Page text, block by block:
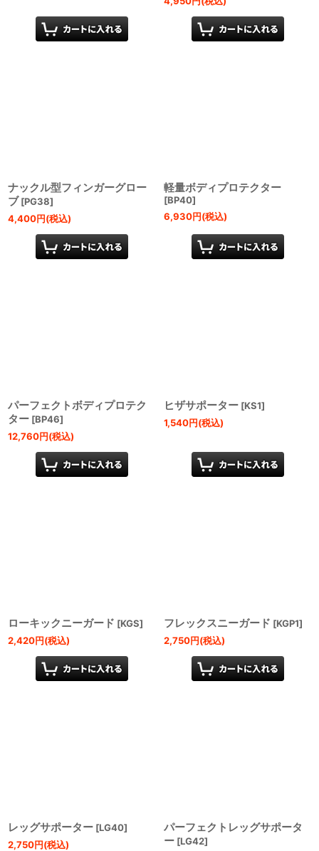
ナックル型フィンガーグロー
ブ [PG38]
4,400円(税込)
軽量ボディプロテクター
[BP40]
6,930円(税込)
パーフェクトボディプロテク
ター [BP46]
12,760円(税込)
ヒザサポーター [KS1]
1,540円(税込)
ローキックニーガード [KGS]
2,420円(税込)
フレックスニーガード [KGP1]
2,750円(税込)
レッグサポーター [LG40]
2,750円(税込)
パーフェクトレッグサポータ
ー [LG42]